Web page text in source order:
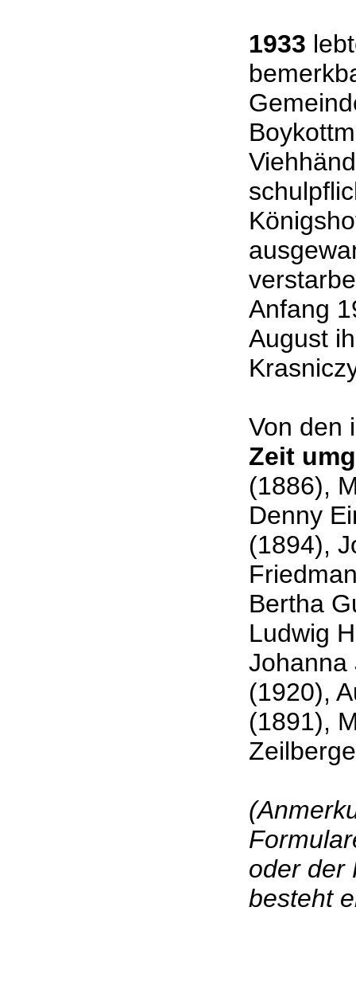
1933
Anfang
August
Von den
Zeit
(1886),
Denny
(1894),
Bertha
Ludwig
Johanna
(1920),
(1891),
oder der
besteht